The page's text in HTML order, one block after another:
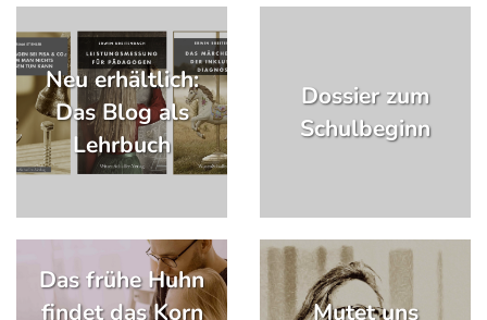
Neu erhältlich:
Das Blog als
Lehrbuch
Dossier zum
Schulbeginn
Das frühe Huhn
findet das Korn
Mutet uns